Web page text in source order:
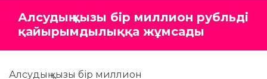
Алсудың қызы бір миллион рубльді
қайырымдылыққа жұмсады
Алсудың қызы бір миллион